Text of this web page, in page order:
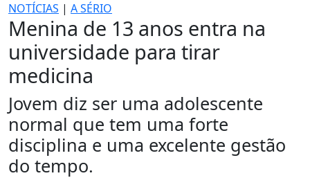
NOTÍCIAS | A SÉRIO
Menina de 13 anos entra na
universidade para tirar
medicina
Jovem diz ser uma adolescente
normal que tem uma forte
disciplina e uma excelente gestão
do tempo.